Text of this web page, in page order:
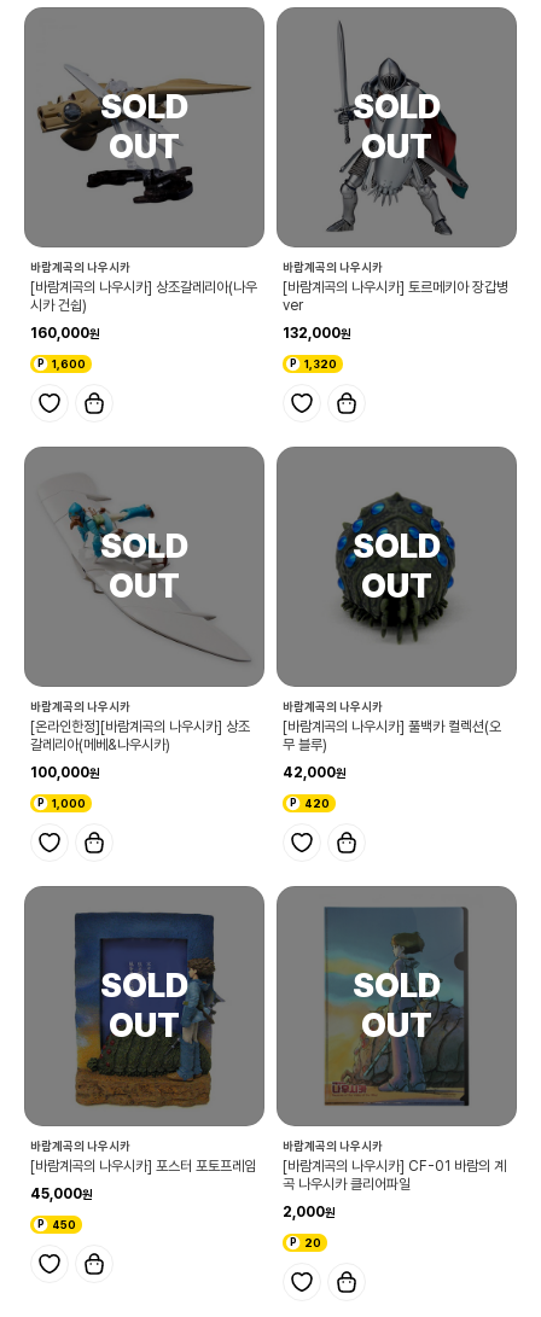
바람계곡의 나우시카
[바람계곡의 나우시카] 상조갈레리아(나우
시카 건쉽)
160,000
1,600
바람계곡의 나우시카
[바람계곡의 나우시카] 토르메키아 장갑병
ver
132,000
1,320
바람계곡의 나우시카
[온라인한정][바람계곡의 나우시카] 상조
갈레리아(메베&나우시카)
100,000
1,000
바람계곡의 나우시카
[바람계곡의 나우시카] 풀백카 컬렉션(오
무 블루)
42,000
420
바람계곡의 나우시카
[바람계곡의 나우시카] 포스터 포토프레임
45,000
450
바람계곡의 나우시카
[바람계곡의 나우시카] CF-01 바람의 계
곡 나우시카 클리어파일
2,000
20